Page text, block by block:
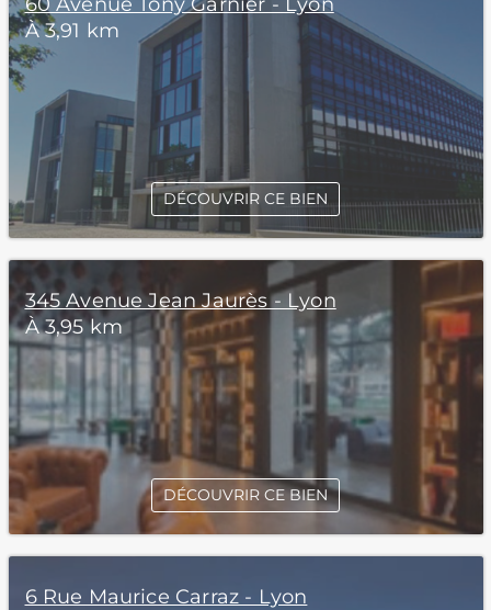
À 3,91 km
DÉCOUVRIR CE BIEN
345 Avenue Jean Jaurès - Lyon
À 3,95 km
DÉCOUVRIR CE BIEN
6 Rue Maurice Carraz - Lyon